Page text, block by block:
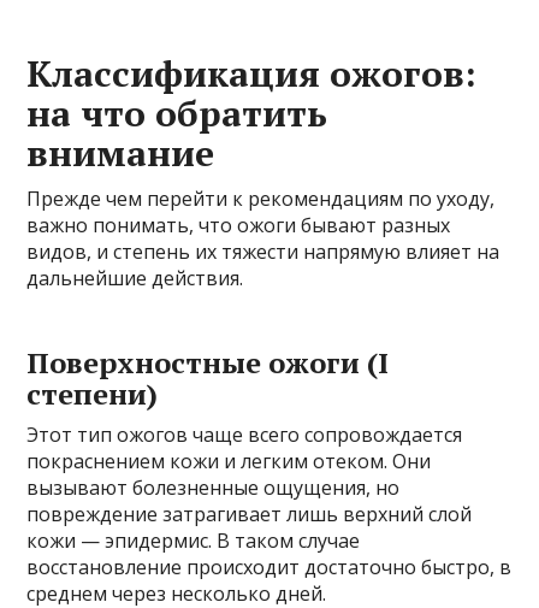
Классификация ожогов:
на что обратить
внимание
Прежде чем перейти к рекомендациям по уходу,
важно понимать, что ожоги бывают разных
видов, и степень их тяжести напрямую влияет на
дальнейшие действия.
Поверхностные ожоги (I
степени)
Этот тип ожогов чаще всего сопровождается
покраснением кожи и легким отеком. Они
вызывают болезненные ощущения, но
повреждение затрагивает лишь верхний слой
кожи — эпидермис. В таком случае
восстановление происходит достаточно быстро, в
среднем через несколько дней.